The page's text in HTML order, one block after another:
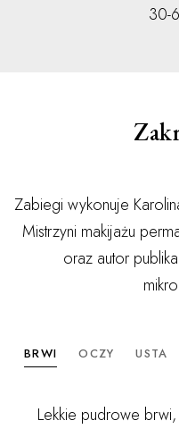
30-
Zabiegi wykonuje
Mistrzyni makijażu
oraz autor
BRWI OCZY USTA
Lekkie pudrowe